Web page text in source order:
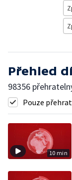
Přehled
98356
Pouze
10 min